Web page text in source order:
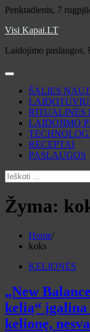
Skip
content
Penktadienis, 7
Visi Kapai.LT
Laidojimo paslaugos,
ŠALIES
RITUALINĖS
LAIDOJIMO
RECEPTAI
PASLAUGOS
Ieškoti:
Žyma:
Home
koks
KELIONĖS
„New
kelią“ įgalina
kelionę,